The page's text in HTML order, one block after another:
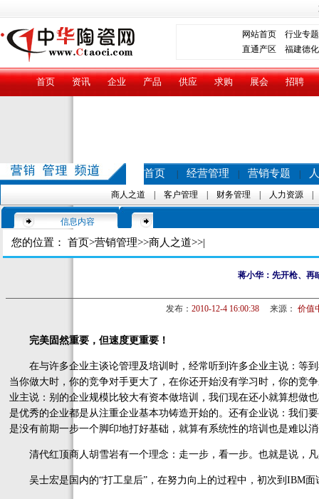
网站首页
行业专题
直通产区 福建德化
首页 资讯 企业 产品 供应 求购 展会 招聘
首页 经营管理 营销专题
商人之道 客户管理 财务管理 人力资源
信息内容
您的位置： 首页>营销管理>>商人之道>>|
蒋小华：先开枪、再
发布： 2010-12-4 16:00:38 来源： 价值
完美固然重要，但速度更重要！
在与许多企业主谈论管理及培训时，经常听到许多企业主说：等
当你做大时，你的竞争对手更大了，在你还开始没有学习时，你的竞
业主说：别的企业规模比较大有资本做培训，我们现在还小就算想做
是优秀的企业都是从注重企业基本功铸造开始的。还有企业说：我们
是没有前期一步一个脚印地打好基础，就算有系统性的培训也是难以
清代红顶商人胡雪岩有一个理念：走一步，看一步。也就是说，凡
吴士宏是国内的“打工皇后”，在努力向上的过程中，初次到IBM面